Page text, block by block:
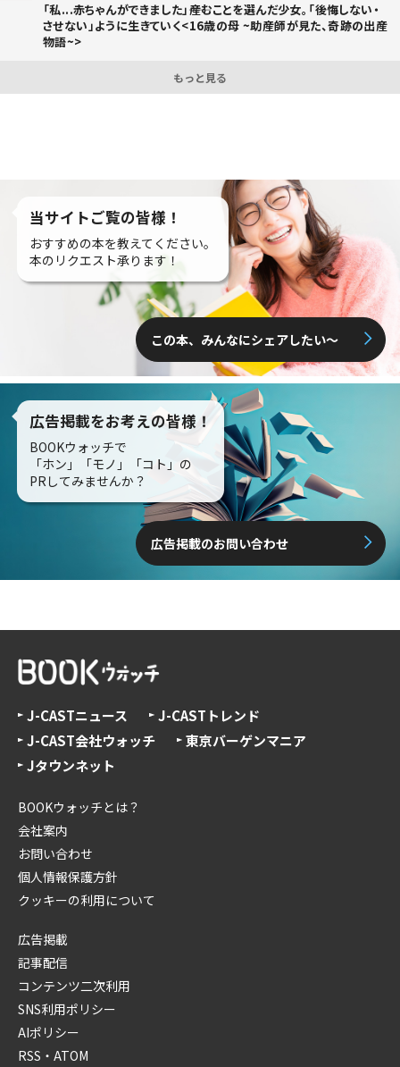
「私...赤ちゃんができました」――産むことを選んだ少女。「後悔しない・
させない」ように生きていく<16歳の母 ~助産師が見た、奇跡の出産
物語~>
もっと見る
当サイトご覧の皆様！
おすすめの本を教えてください。
本のリクエスト承ります！
この本、みんなにシェアしたい〜
広告掲載をお考えの皆様！
BOOKウォッチで
「ホン」「モノ」「コト」の
PRしてみませんか？
広告掲載のお問い合わせ
J-CASTニュース
J-CASTトレンド
J-CAST会社ウォッチ
東京バーゲンマニア
Jタウンネット
BOOKウォッチとは？
会社案内
お問い合わせ
個人情報保護方針
クッキーの利用について
広告掲載
記事配信
コンテンツ二次利用
SNS利用ポリシー
AIポリシー
RSS・ATOM